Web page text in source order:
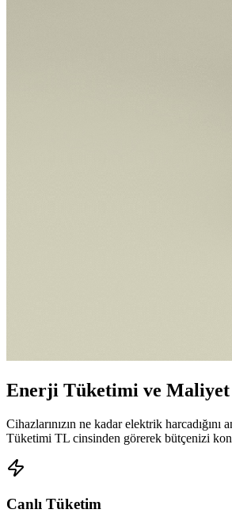
Enerji Tüketimi ve
Cihazlarınızın ne kadar elektrik harcadığını
Tüketimi TL cinsinden görerek bütçenizi
Canlı Tüketim